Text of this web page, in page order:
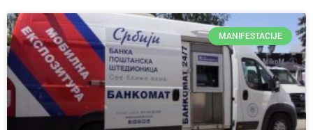
MANIFESTACIJE